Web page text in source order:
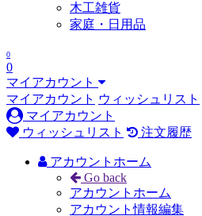
木工雑貨
家庭・日用品
0
0
マイアカウント
マイアカウント ウィッシュリスト
マイアカウント
ウィッシュリスト
注文履歴
アカウントホーム
Go back
アカウントホーム
アカウント情報編集